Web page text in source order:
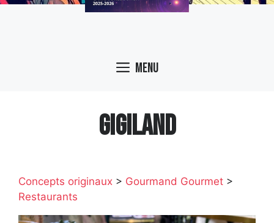
Menu
GIGILAND
Concepts originaux > Gourmand Gourmet >
Restaurants